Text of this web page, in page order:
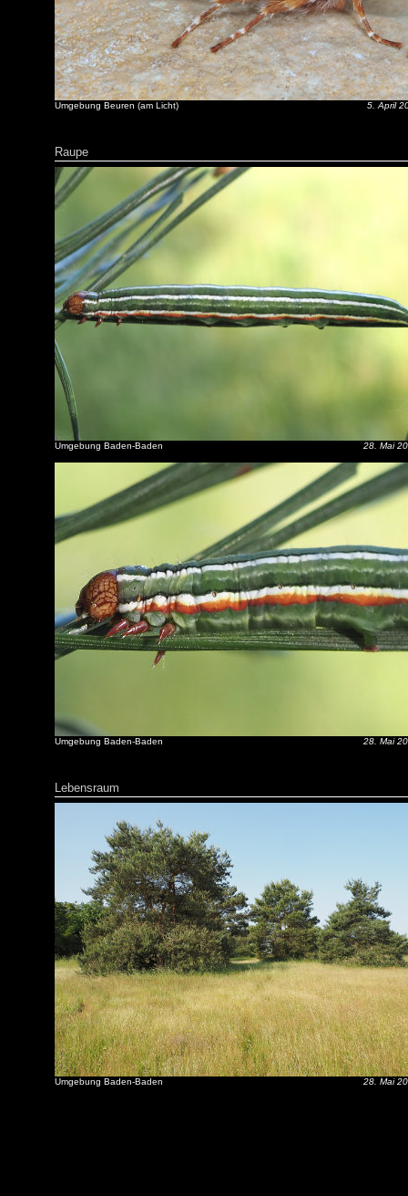
Umgebung Beuren (am Licht) 5. April
Raupe
Umgebung Baden-Baden 28. Mai
Umgebung Baden-Baden 28. Mai
Lebensraum
Umgebung Baden-Baden 28. Mai